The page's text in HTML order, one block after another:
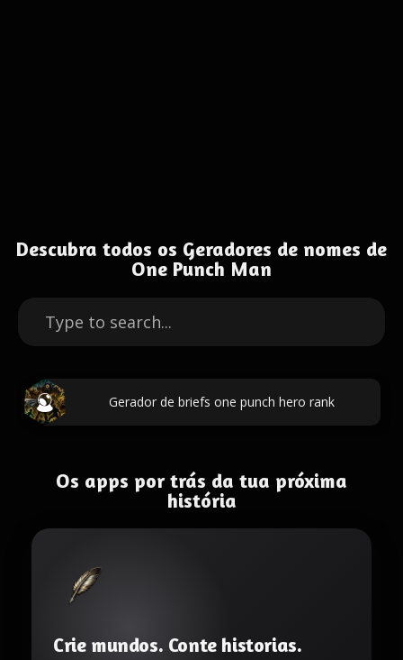
Descubra todos os Geradores de nomes de
One Punch Man
Gerador de briefs one punch hero rank
Os apps por trás da tua próxima
história
Crie mundos. Conte historias.